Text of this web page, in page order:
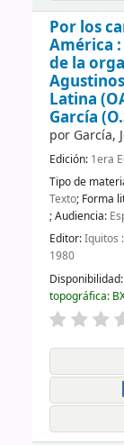
Por los
América
de la
Latina
García
por García,
Edición: 1era
Tipo de
Texto; Forma
; Audiencia:
Editor:Iquitos
1980
Disponibilidad:
topográfica: